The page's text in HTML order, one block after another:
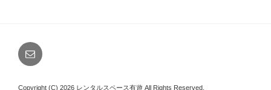
メ
ー
Copyright (C) 2026 レンタルスペース有遊 All Rights Reserved.